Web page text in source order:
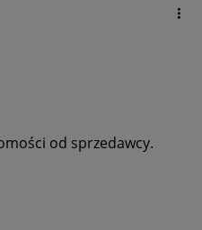
od sprzedawcy.